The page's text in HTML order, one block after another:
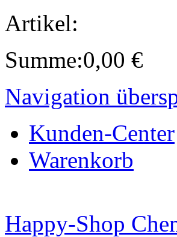
Artikel:
Summe:0,00 €
Navigation
Kunden-Center
Warenkorb
Happy-Shop